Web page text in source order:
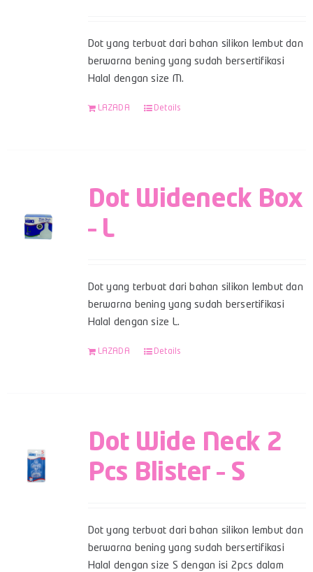
Dot yang terbuat dari bahan silikon lembut dan
berwarna bening yang sudah bersertifikasi
Halal dengan size M.
LAZADA Details
Dot Wideneck Box
– L
Dot yang terbuat dari bahan silikon lembut dan
berwarna bening yang sudah bersertifikasi
Halal dengan size L.
LAZADA Details
Dot Wide Neck 2
Pcs Blister – S
Dot yang terbuat dari bahan silikon lembut dan
berwarna bening yang sudah bersertifikasi
Halal dengan size S dengan isi 2pcs dalam